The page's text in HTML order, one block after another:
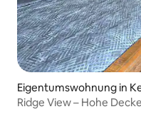
Eigentumswohnung in
Ridge View – Hohe